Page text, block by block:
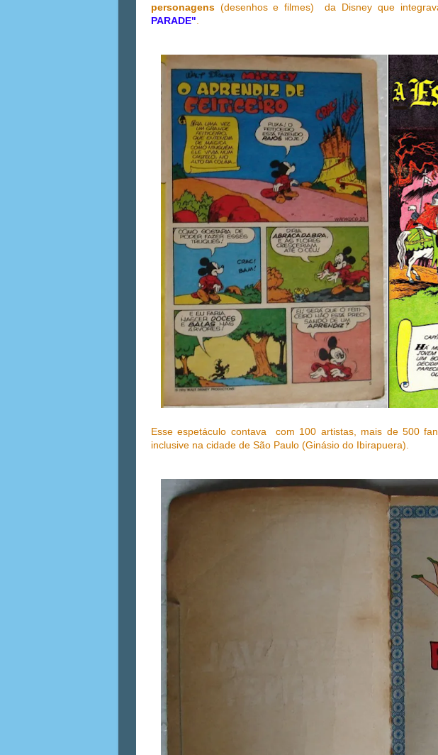
personagens (desenhos e filmes) da Disney que
PARADE"
Esse espetáculo contava com 100 artistas, mais de 500
inclusive na cidade de São Paulo (Ginásio do Ibirapuera).